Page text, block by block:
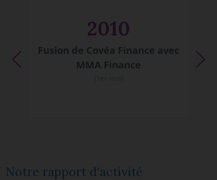
Previous
2010
Fusion de Covéa Finance avec
MMA Finance
Notre rapport d'activité